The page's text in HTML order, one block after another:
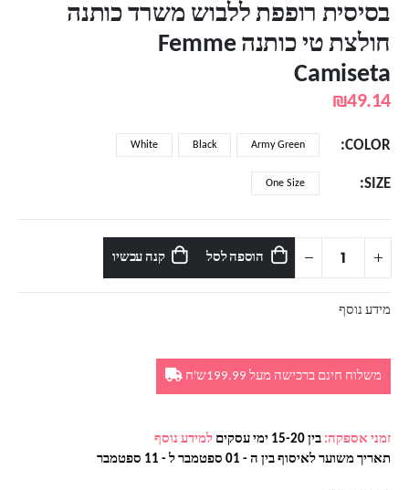
בסיסית רופפת ללבוש משרד כותנה
חולצת טי כותנה Femme
Camiseta
₪49.14
COLOR
Army Green
Black
White
SIZE
One Size
הוספה לסל קנה עכשיו
מידע נוסף
משלוח חינם ברכישה מעל 199.99ש'ח
זמני אספקה: בין 15-20 ימי עסקים
למידע נוסף
תאריך משוער לאיסוף בין ה - 01 ספטמבר ל - 11 ספטמבר